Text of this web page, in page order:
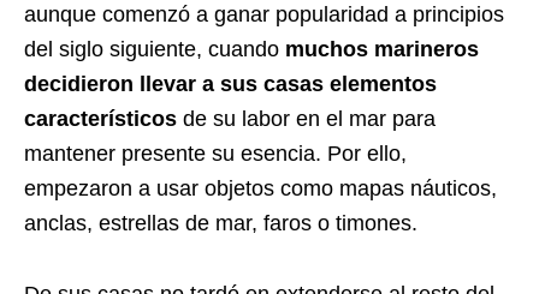
aunque comenzó a ganar popularidad a principios
del siglo siguiente, cuando muchos marineros
decidieron llevar a sus casas elementos
característicos de su labor en el mar para
mantener presente su esencia. Por ello,
empezaron a usar objetos como mapas náuticos,
anclas, estrellas de mar, faros o timones.